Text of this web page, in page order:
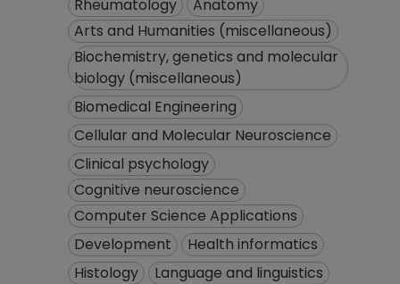
Rheumatology
Anatomy
Arts and Humanities (miscellaneous)
Biochemistry, genetics and molecular
biology (miscellaneous)
Biomedical Engineering
Cellular and Molecular Neuroscience
Clinical psychology
Cognitive neuroscience
Computer Science Applications
Development
Health informatics
Histology
Language and linguistics